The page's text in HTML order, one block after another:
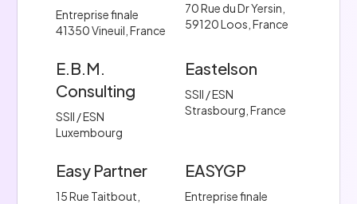
Entreprise finale
41350 Vineuil, France
70 Rue du Dr Yersin,
59120 Loos, France
E.B.M.
Consulting
SSII / ESN
Luxembourg
Eastelson
SSII / ESN
Strasbourg, France
Easy Partner
15 Rue Taitbout,
EASYGP
Entreprise finale